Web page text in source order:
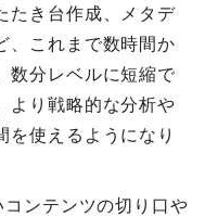
たき台作成、メタデ
、これまで数時間か
数分レベルに短縮で
より戦略的な分析や
を使えるようになり
コンテンツの切り口や